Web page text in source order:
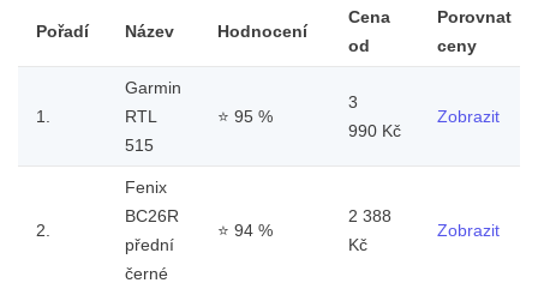
Pořadí Název Hodnocení
Cena
od
Porovnat
ceny
1.
Garmin
RTL
515
⭐ 95 %
3
990 Kč
Zobrazit
2.
Fenix
BC26R
přední
černé
⭐ 94 %
2 388
Kč
Zobrazit